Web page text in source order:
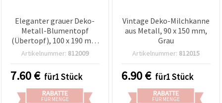
Eleganter grauer Deko-
Metall-Blumentopf
(Übertopf), 100 x 190 mm
– Perfekt für
Gartenstil &
Wohndekoration
Artikelnummer: 812009
7.60€ für1 Stück
RABATTE
FÜR MENGE
Vintage Deko-Milchkanne
aus Metall, 90 x 150 mm,
Grau
Artikelnummer: 812015
6.90€ für1 Stück
RABATTE
FÜR MENGE